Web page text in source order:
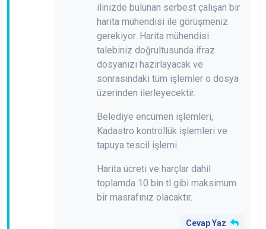
ilinizde bulunan serbest çalışan bir
harita mühendisi ile görüşmeniz
gerekiyor. Harita mühendisi
talebiniz doğrultusunda ifraz
dosyanızı hazırlayacak ve
sonrasındaki tüm işlemler o dosya
üzerinden ilerleyecektir.
Belediye encümen işlemleri,
Kadastro kontrollük işlemleri ve
tapuya tescil işlemi.
Harita ücreti ve harçlar dahil
toplamda 10 bin tl gibi maksimum
bir masrafınız olacaktır.
Cevap Yaz